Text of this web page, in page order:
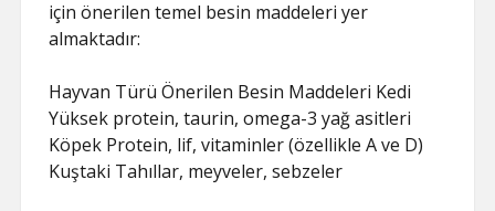
için önerilen temel besin maddeleri yer
almaktadır:
Hayvan Türü Önerilen Besin Maddeleri Kedi
Yüksek protein, taurin, omega-3 yağ asitleri
Köpek Protein, lif, vitaminler (özellikle A ve D)
Kuştaki Tahıllar, meyveler, sebzeler